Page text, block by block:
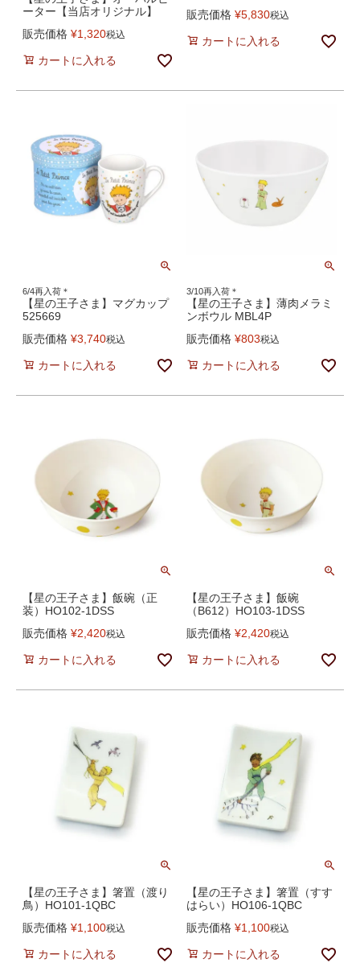
ーター【当店オリジナル】
販売価格 ¥1,320税込
カートに入れる
販売価格 ¥5,830税込
カートに入れる
6/4再入荷＊
【星の王子さま】マグカップ
525669
販売価格 ¥3,740税込
カートに入れる
3/10再入荷＊
【星の王子さま】薄肉メラミ
ンボウル MBL4P
販売価格 ¥803税込
カートに入れる
【星の王子さま】飯碗（正
装）HO102-1DSS
販売価格 ¥2,420税込
カートに入れる
【星の王子さま】飯碗
（B612）HO103-1DSS
販売価格 ¥2,420税込
カートに入れる
【星の王子さま】箸置（渡り
鳥）HO101-1QBC
販売価格 ¥1,100税込
カートに入れる
【星の王子さま】箸置（すす
はらい）HO106-1QBC
販売価格 ¥1,100税込
カートに入れる